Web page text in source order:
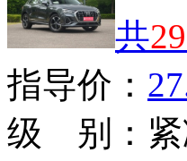
共
指导价：
级 别：